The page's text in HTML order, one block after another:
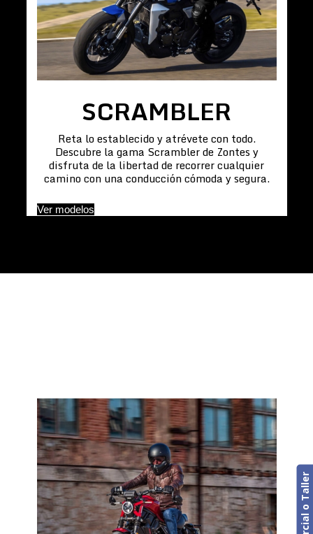
SCRAMBLER
Reta lo establecido y atrévete con todo.
Descubre la gama Scrambler de Zontes y
disfruta de la libertad de recorrer cualquier
camino con una conducción cómoda y segura.
Ver modelos